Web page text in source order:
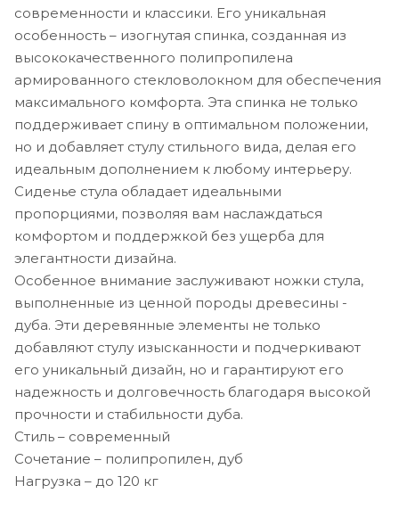
современности и классики. Его уникальная
особенность – изогнутая спинка, созданная из
высококачественного полипропилена
армированного стекловолокном для обеспечения
максимального комфорта. Эта спинка не только
поддерживает спину в оптимальном положении,
но и добавляет стулу стильного вида, делая его
идеальным дополнением к любому интерьеру.
Сиденье стула обладает идеальными
пропорциями, позволяя вам наслаждаться
комфортом и поддержкой без ущерба для
элегантности дизайна.
Особенное внимание заслуживают ножки стула,
выполненные из ценной породы древесины -
дуба. Эти деревянные элементы не только
добавляют стулу изысканности и подчеркивают
его уникальный дизайн, но и гарантируют его
надежность и долговечность благодаря высокой
прочности и стабильности дуба.
Стиль – современный
Сочетание – полипропилен, дуб
Нагрузка – до 120 кг